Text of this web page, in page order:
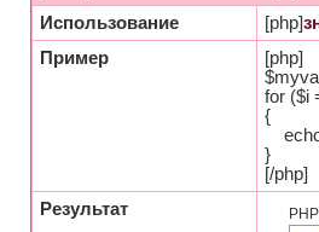
Использование [php]
Пример
[php]
for ($i
{
echo
}
[/php]
Результат